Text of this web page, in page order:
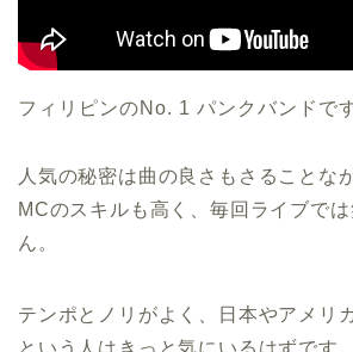
フィリピンのNo. 1 パンクバンドです
人気の秘密は曲の良さもさることな
MCのスキルも高く、毎回ライブで
ん。
テンポとノリがよく、日本やアメリ